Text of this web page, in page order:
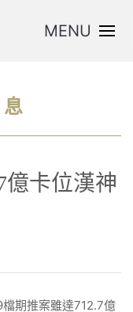
MENU
息
卡位漢神
檔期推案雖達712.7億